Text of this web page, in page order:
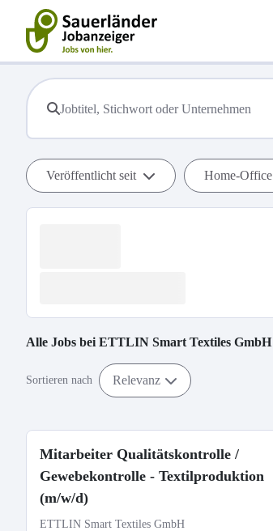
Veröffentlicht seit Home-Office
Alle Jobs bei ETTLIN Smart Textiles GmbH
Sortieren nach Relevanz
Mitarbeiter Qualitätskontrolle /
Gewebekontrolle - Textilproduktion
(m/w/d)
ETTLIN Smart Textiles GmbH